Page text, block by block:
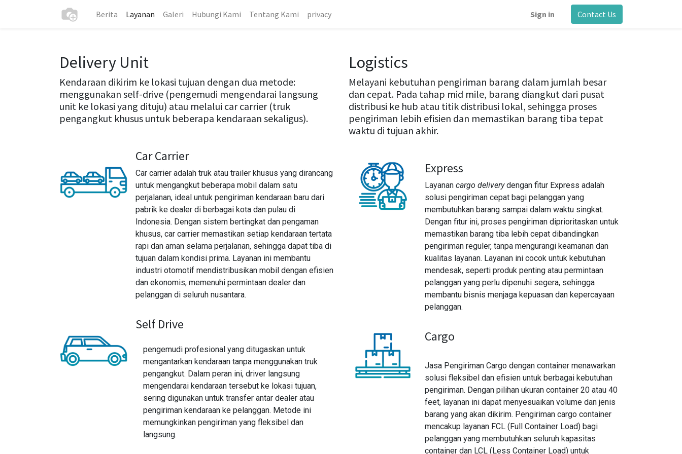
Berita Layanan Galeri Hubungi Kami Tentang Kami privacy Sign in Contact Us
Delivery Unit
Kendaraan dikirim ke lokasi tujuan dengan dua metode:
menggunakan self-drive (pengemudi mengendarai langsung
unit ke lokasi yang dituju) atau melalui car carrier (truk
pengangkut khusus untuk beberapa kendaraan sekaligus).
Car Carrier
Car carrier adalah truk atau trailer khusus yang dirancang
untuk mengangkut beberapa mobil dalam satu
perjalanan, ideal untuk pengiriman kendaraan baru dari
pabrik ke dealer di berbagai kota dan pulau di
Indonesia. Dengan sistem bertingkat dan pengaman
khusus, car carrier memastikan setiap kendaraan tertata
rapi dan aman selama perjalanan, sehingga dapat tiba di
tujuan dalam kondisi prima. Layanan ini membantu
industri otomotif mendistribusikan mobil dengan efisien
dan ekonomis, memenuhi permintaan dealer dan
pelanggan di seluruh nusantara.
Self Drive
pengemudi profesional yang ditugaskan untuk
mengantarkan kendaraan tanpa menggunakan truk
pengangkut. Dalam peran ini, driver langsung
mengendarai kendaraan tersebut ke lokasi tujuan,
sering digunakan untuk transfer antar dealer atau
pengiriman kendaraan ke pelanggan. Metode ini
memungkinkan pengiriman yang fleksibel dan
langsung.
Logistics
Melayani kebutuhan pengiriman barang dalam jumlah besar
dan cepat. Pada tahap mid mile, barang diangkut dari pusat
distribusi ke hub atau titik distribusi lokal, sehingga proses
pengiriman lebih efisien dan memastikan barang tiba tepat
waktu di tujuan akhir.
Express
Layanan cargo deliverydengan fitur Express adalah
solusi pengiriman cepat bagi pelanggan yang
membutuhkan barang sampai dalam waktu singkat.
Dengan fitur ini, proses pengiriman diprioritaskan untuk
memastikan barang tiba lebih cepat dibandingkan
pengiriman reguler, tanpa mengurangi keamanan dan
kualitas layanan. Layanan ini cocok untuk kebutuhan
mendesak, seperti produk penting atau permintaan
pelanggan yang perlu dipenuhi segera, sehingga
membantu bisnis menjaga kepuasan dan kepercayaan
pelanggan.
Cargo
Jasa Pengiriman Cargo dengan container menawarkan
solusi fleksibel dan efisien untuk berbagai kebutuhan
pengiriman. Dengan pilihan ukuran container 20 atau 40
feet, layanan ini dapat menyesuaikan volume dan jenis
barang yang akan dikirim. Pengiriman cargo container
mencakup layanan FCL (Full Container Load) bagi
pelanggan yang membutuhkan seluruh kapasitas
container dan LCL (Less Container Load) untuk